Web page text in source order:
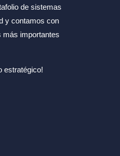
de sistemas
y contamos con
más importantes
estratégico!